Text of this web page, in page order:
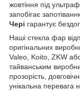
жовтіння під
запобігає
Чері гарантує
Наші стекла фар
оригінальних
Valeo, Koito, ZKW
тайванським
прозорість,
унікальна